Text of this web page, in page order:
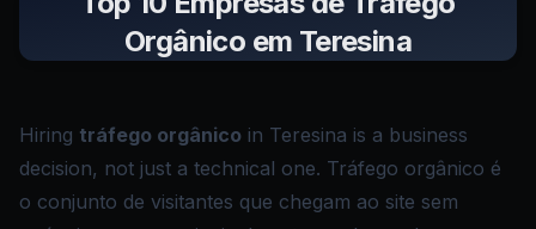
Orgânico em Teresina
Hiring tráfego orgânico in Teresina is a business
decision, not just a technical one. Tráfego orgânico é
o conjunto de visitantes que chegam ao site sem